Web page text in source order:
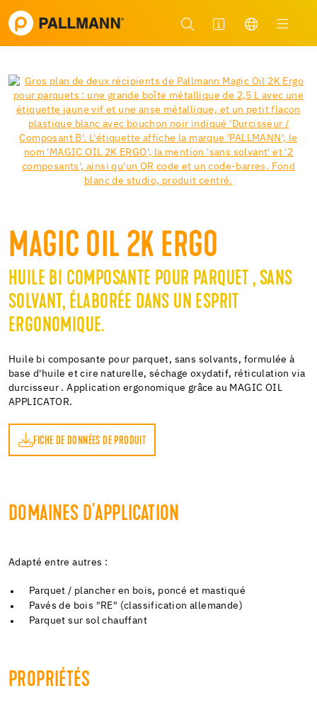
MAGIC OIL 2K ERGO
HUILE BI COMPOSANTE POUR PARQUET , SANS
SOLVANT, ÉLABORÉE DANS UN ESPRIT
ERGONOMIQUE.
Huile bi composante pour parquet, sans solvants, formulée à
base d'huile et cire naturelle, séchage oxydatif, réticulation via
durcisseur . Application ergonomique grâce au MAGIC OIL
APPLICATOR.
FICHE DE DONNÉES DE PRODUIT
DOMAINES D'APPLICATION
Adapté entre autres :
Parquet / plancher en bois, poncé et mastiqué
Pavés de bois "RE" (classification allemande)
Parquet sur sol chauffant
PROPRIÉTÉS